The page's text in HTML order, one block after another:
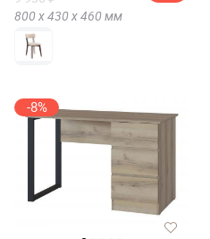
800 х430 х460 мм
-8%